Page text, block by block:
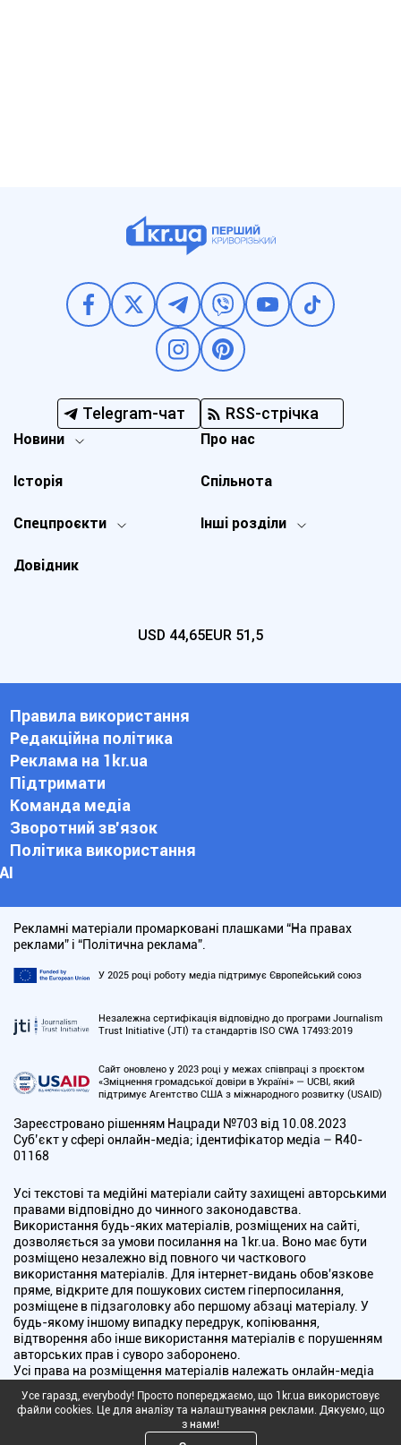
Telegram-чат RSS-стрічка
Новини
Спецпроєкти Інші розділи
Історія
Про нас
Довідник
Спільнота
USD 44,65EUR 51,5
Правила використання
Редакційна політика
Реклама на 1kr.ua
Підтримати
Команда медіа
Зворотний зв'язок
Політика використання
АІ
Рекламні матеріали промарковані плашками “На правах
реклами” і “Політична реклама”.
У 2025 році роботу медіа підтримує Європейський союз
Незалежна сертифікація відповідно до програми Journalism
Trust Initiative (JTI) та стандартів ISO CWA 17493:2019
Сайт оновлено у 2023 році у межах співпраці з проєктом
«Зміцнення громадської довіри в Україні» — UCBI, який
підтримує Агентство США з міжнародного розвитку (USAID)
Зареєстровано рішенням Нацради №703 від 10.08.2023
Cуб’єкт у сфері онлайн-медіа; ідентифікатор медіа – R40-
01168
Усі текстові та медійні матеріали сайту захищені авторськими
правами відповідно до чинного законодавства.
Використання будь-яких матеріалів, розміщених на сайті,
дозволяється за умови посилання на 1kr.ua. Воно має бути
розміщено незалежно від повного чи часткового
використання матеріалів. Для інтернет-видань обов'язкове
пряме, відкрите для пошукових систем гіперпосилання,
розміщене в підзаголовку або першому абзаці матеріалу. У
будь-якому іншому випадку передрук, копіювання,
відтворення або інше використання матеріалів є порушенням
авторських прав і суворо заборонено.
Усі права на розміщення матеріалів належать онлайн-медіа
радою України з питань телебачення і радіомовлення.
Copyright © 2010 - 2026 Всі права захищені
Усе гаразд, everybody! Просто попереджаємо, що 1kr.ua використовує
файли cookies. Це для аналізу та налаштування реклами. Дякуємо, що
з нами!